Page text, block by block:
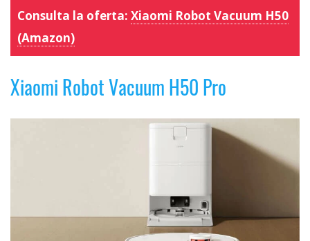
Consulta la oferta: Xiaomi Robot Vacuum H50
(Amazon)
Xiaomi Robot Vacuum H50 Pro